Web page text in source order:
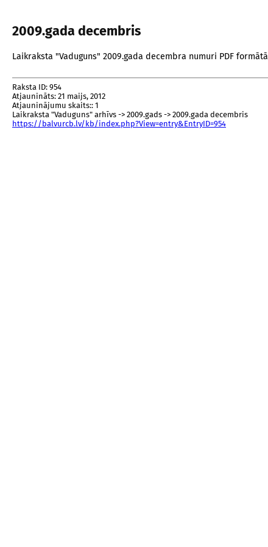
2009.gada decembris
Laikraksta "Vaduguns" 2009.gada decembra numuri PDF formātā
Raksta ID: 954
Atjaunināts: 21 maijs, 2012
Atjauninājumu skaits:: 1
Laikraksta "Vaduguns" arhīvs -> 2009.gads -> 2009.gada decembris
https://balvurcb.lv/kb/index.php?View=entry&EntryID=954